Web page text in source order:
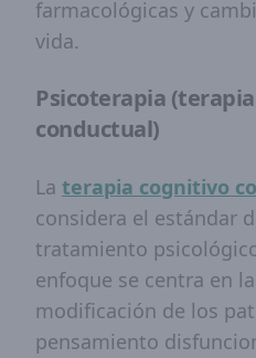
farmacológicas y
vida.
Psicoterapia
conductual)
La terapia cognitivo
considera el estándar
tratamiento
enfoque se centra en
modificación de los
pensamiento